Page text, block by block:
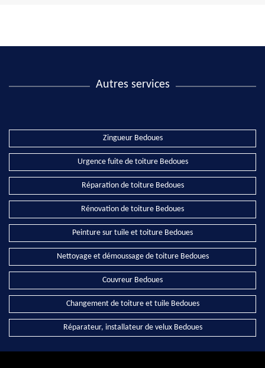
Autres services
Zingueur Bedoues
Urgence fuite de toiture Bedoues
Réparation de toiture Bedoues
Rénovation de toiture Bedoues
Peinture sur tuile et toiture Bedoues
Nettoyage et démoussage de toiture Bedoues
Couvreur Bedoues
Changement de toiture et tuile Bedoues
Réparateur, installateur de velux Bedoues